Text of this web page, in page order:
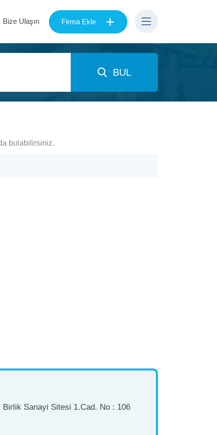
Bize Ulaşın Firma Ekle +
BUL
bulabilirsiniz.
Sanayi Sitesi 1.Cad. No : 106